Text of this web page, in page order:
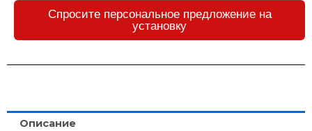
2K
Видеорегистратор
с
камерами
Спросите персональное предложение на
установку
Описание